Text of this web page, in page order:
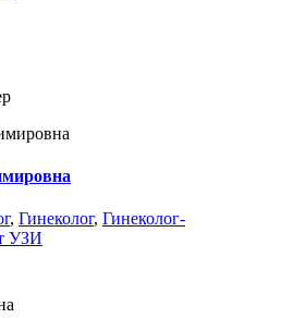
, Гинеколог, Гинеколог-
УЗИ